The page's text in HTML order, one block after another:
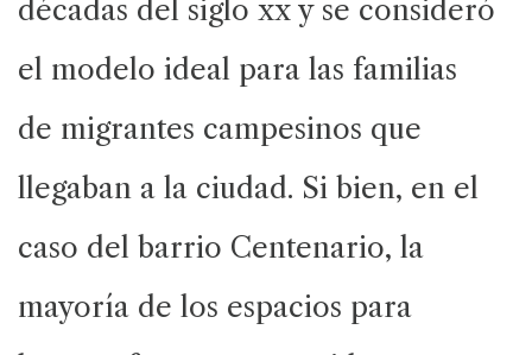
décadas del siglo xx y se consideró
el modelo ideal para las familias
de migrantes campesinos que
llegaban a la ciudad. Si bien, en el
caso del barrio Centenario, la
mayoría de los espacios para